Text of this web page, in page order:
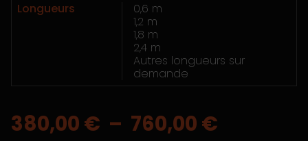
Longueurs
0,6 m
1,2 m
1,8 m
2,4 m
Autres longueurs sur
demande
380,00 € – 760,00 €